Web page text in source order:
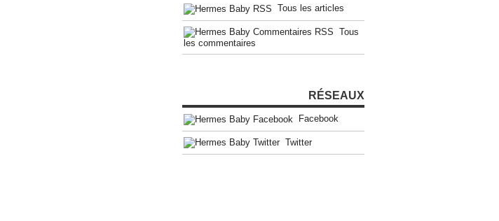
Tous les articles
Tous
les commentaires
RÉSEAUX
Facebook
Twitter